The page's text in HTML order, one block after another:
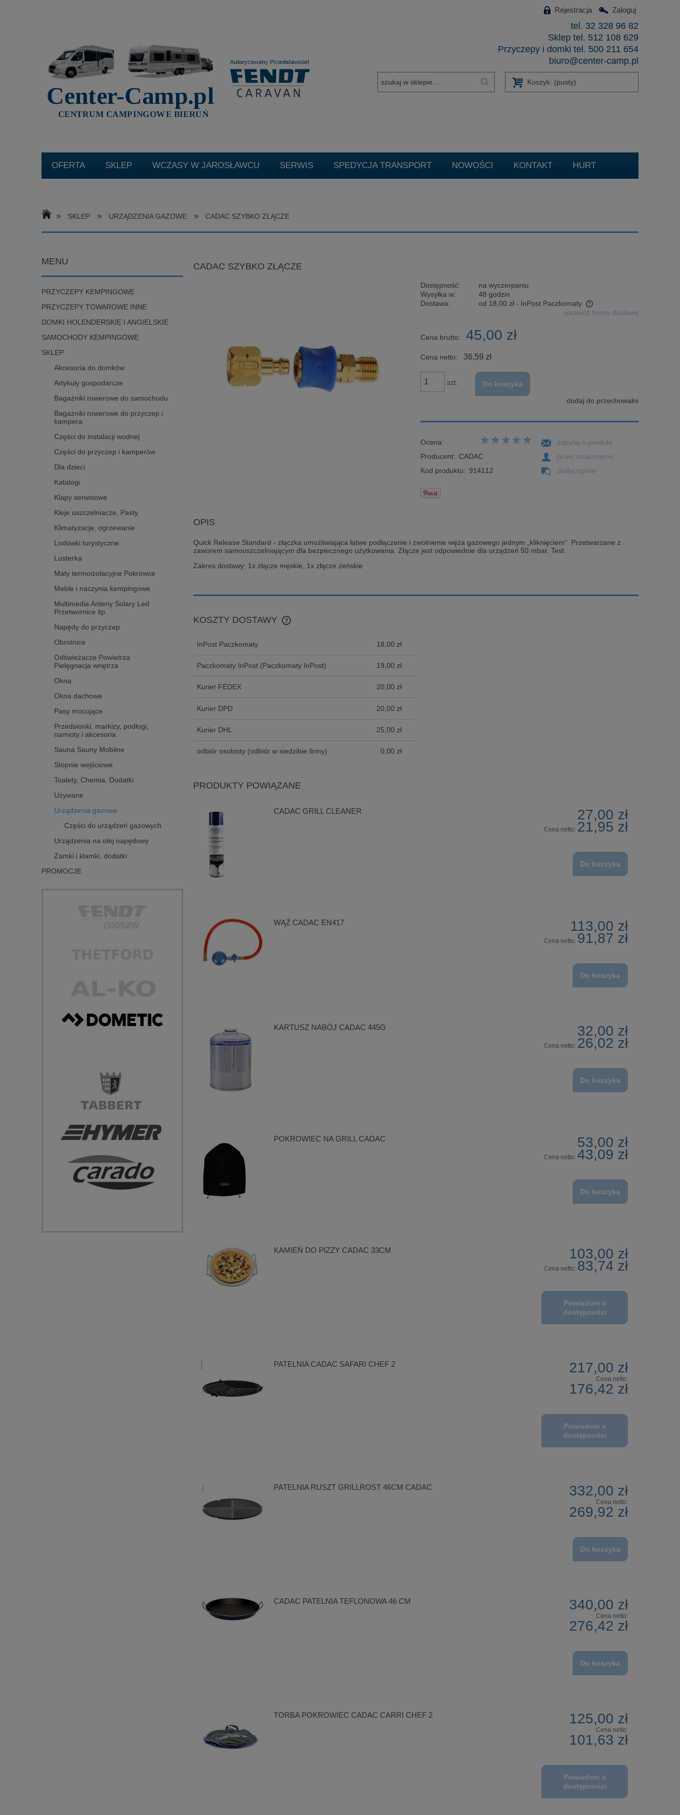
Rejestracja Zaloguj
tel. 32 328 96 82
Sklep tel. 512 108 629
Przyczepy i domki tel. 500 211 654
biuro@center-camp.pl
Koszyk: (pusty)
SKLEP WCZASY W JAROSŁAWCU SERWIS SPEDYCJA TRANSPORT NOWOŚCI KONTAKT HURT
» SKLEP » URZĄDZENIA GAZOWE » CADAC SZYBKO ZŁĄCZE
MENU
PRZYCZEPY KEMPINGOWE
PRZYCZEPY TOWAROWE INNE
DOMKI HOLENDERSKIE I ANGIELSKIE
SAMOCHODY KEMPINGOWE
SKLEP
Akcesoria do domków
Artykuły gospodarcze
Bagażniki rowerowe do samochodu
Bagażniki rowerowe do przyczep i
kampera
Części do instalacji wodnej
Części do przyczep i kamperów
Dla dzieci
Katalogi
Klapy serwisowe
Kleje uszczelniacze, Pasty
Klimatyzacje, ogrzewanie
Lodówki turystyczne
Lusterka
Maty termoizolacyjne Pokrowce
Meble i naczynia kempingowe
Multimedia Anteny Solary Led
Przetwornice itp
Napędy do przyczep
Obrotnice
Odświeżacze Powietrza
Pielęgnacja wnętrza
Okna
Okna dachowe
Pasy mocujące
Przedsionki, markizy, podłogi,
namioty i akcesoria
Sauna Sauny Mobilne
Stopnie wejściowe
Toalety, Chemia, Dodatki
Używane
Urządzenia gazowe
Części do urządzeń gazowych
Urządzenia na olej napędowy
Zamki i klamki, dodatki
PROMOCJE
CADAC SZYBKO ZŁĄCZE
Dostępność:
na wyczerpaniu
Wysyłka w:
48 godzin
Dostawa:
od 18,00 zł - InPost Paczkomaty
płatności
sprawdź formy dostawy
Cena brutto: 45,00 zł
Cena netto: 36,59 zł
szt. Do koszyka
dodaj do przechowalni
Ocena:
Producent: CADAC
Kod produktu: 914112
zapytaj o produkt
poleć znajomemu
dodaj opinię
OPIS
Quick Release Standard - złączka umożliwiająca łatwe podłączenie i zwolnienie węża gazowego jednym „kliknięciem”. Przetwarzane z
zaworem samouszczelniającym dla bezpiecznego użytkowania. Złącze jest odpowiednie dla urządzeń 50 mbar. Test.
Zakres dostawy: 1x złącze męskie, 1x złącze żeńskie
KOSZTY DOSTAWY
CENA NIE ZAWIERA EWENTUALNYCH
InPost Paczkomaty 18,00 zł
Paczkomaty InPost (Paczkomaty InPost) 19,00 zł
Kurier FEDEX 20,00 zł
Kurier DPD 20,00 zł
Kurier DHL 25,00 zł
odbiór osobisty (odbiór w siedzibie firmy) 0,00 zł
PRODUKTY POWIĄZANE
CADAC GRILL CLEANER 27,00 zł
Cena netto: 21,95 zł
Do koszyka
WĄŻ CADAC EN417 113,00 zł
Cena netto: 91,87 zł
Do koszyka
KARTUSZ NABÓJ CADAC 445G 32,00 zł
Cena netto: 26,02 zł
Do koszyka
POKROWIEC NA GRILL CADAC 53,00 zł
Cena netto: 43,09 zł
Do koszyka
KAMIEŃ DO PIZZY CADAC 33CM 103,00 zł
Cena netto: 83,74 zł
Powiadom o
dostępności
PATELNIA CADAC SAFARI CHEF 2 217,00 zł
Cena netto:
176,42 zł
Powiadom o
dostępności
PATELNIA RUSZT GRILLROST 46CM CADAC 332,00 zł
Cena netto:
269,92 zł
Do koszyka
CADAC PATELNIA TEFLONOWA 46 CM 340,00 zł
Cena netto:
276,42 zł
Do koszyka
TORBA POKROWIEC CADAC CARRI CHEF 2 125,00 zł
Cena netto:
101,63 zł
Powiadom o
dostępności